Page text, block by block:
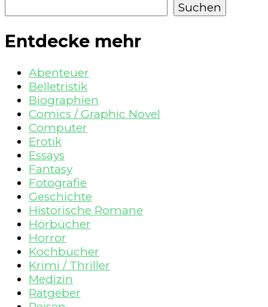
Suchen
Entdecke mehr
Abenteuer
Belletristik
Biographien
Comics / Graphic Novel
Computer
Erotik
Essays
Fantasy
Fotografie
Geschichte
Historische Romane
Hörbücher
Horror
Kochbücher
Krimi / Thriller
Medizin
Ratgeber